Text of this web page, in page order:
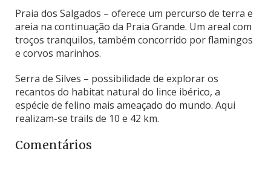
Praia dos Salgados – oferece um percurso de terra e
areia na continuação da Praia Grande. Um areal com
troços tranquilos, também concorrido por flamingos
e corvos marinhos.
Serra de Silves – possibilidade de explorar os
recantos do habitat natural do lince ibérico, a
espécie de felino mais ameaçado do mundo. Aqui
realizam-se trails de 10 e 42 km.
Comentários